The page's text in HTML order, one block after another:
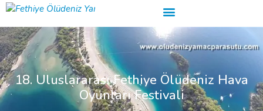
18. Uluslararası Fethiye Ölüdeniz Hava
Oyunları Festivali